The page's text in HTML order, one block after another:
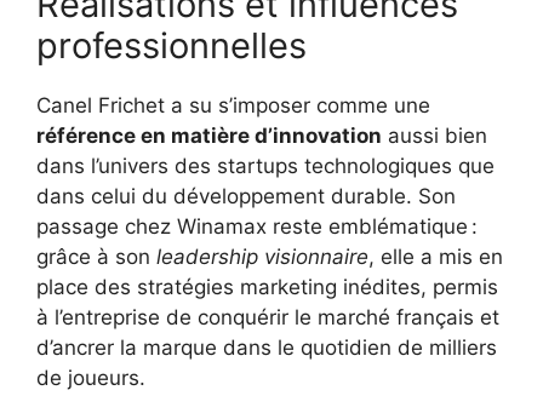
professionnelles
Canel Frichet a su s’imposer comme une
référence en matière d’innovation aussi bien
dans l’univers des startups technologiques que
dans celui du développement durable. Son
passage chez Winamax reste emblématique :
grâce à son leadership visionnaire, elle a mis en
place des stratégies marketing inédites, permis
à l’entreprise de conquérir le marché français et
d’ancrer la marque dans le quotidien de milliers
de joueurs.